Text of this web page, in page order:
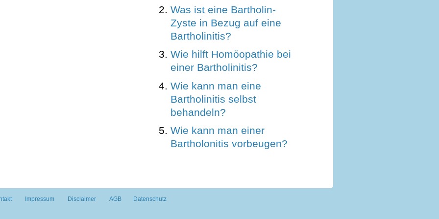
Was ist eine Bartholin-
Zyste in Bezug auf eine
Bartholinitis?
Wie hilft Homöopathie bei
einer Bartholinitis?
Wie kann man eine
Bartholinitis selbst
behandeln?
Wie kann man einer
Bartholonitis vorbeugen?
Impressum Disclaimer AGB Datenschutz